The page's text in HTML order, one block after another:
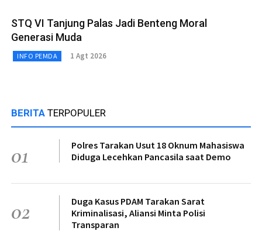
STQ VI Tanjung Palas Jadi Benteng Moral
Generasi Muda
INFO PEMDA 1 Agt 2026
BERITA TERPOPULER
01
Polres Tarakan Usut 18 Oknum Mahasiswa
Diduga Lecehkan Pancasila saat Demo
02
Duga Kasus PDAM Tarakan Sarat
Kriminalisasi, Aliansi Minta Polisi
Transparan